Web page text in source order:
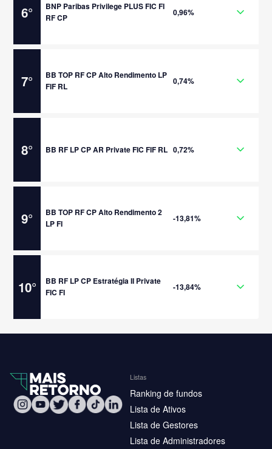
6°
BNP Paribas Privilege PLUS FIC FI
RF CP
0,96%
7°
BB TOP RF CP Alto Rendimento LP
FIF RL
0,74%
8° BB RF LP CP AR Private FIC FIF RL 0,72%
9°
BB TOP RF CP Alto Rendimento 2
LP FI
-13,81%
10°
BB RF LP CP Estratégia II Private
FIC FI
-13,84%
Listas
Ranking de fundos
Lista de Ativos
Lista de Gestores
Lista de Administradores